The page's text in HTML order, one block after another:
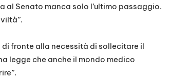
al Senato manca solo l’ultimo passaggio.
fronte alla necessità di sollecitare il
legge che anche il mondo medico